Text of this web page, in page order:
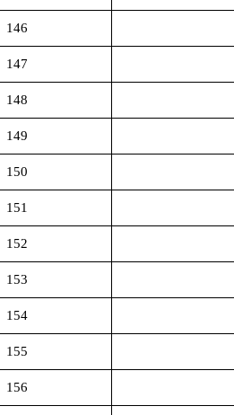
146
147
148
149
150
151
152
153
154
155
156